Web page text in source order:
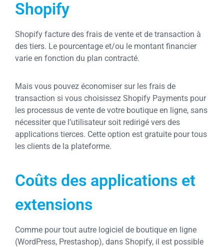
Shopify
Shopify facture des frais de vente et de transaction à
des tiers. Le pourcentage et/ou le montant financier
varie en fonction du plan contracté.
Mais vous pouvez économiser sur les frais de
transaction si vous choisissez Shopify Payments pour
les processus de vente de votre boutique en ligne, sans
nécessiter que l’utilisateur soit redirigé vers des
applications tierces. Cette option est gratuite pour tous
les clients de la plateforme.
Coûts des applications et
extensions
Comme pour tout autre logiciel de boutique en ligne
(WordPress, Prestashop), dans Shopify, il est possible